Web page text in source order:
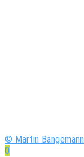
© Martin Bangemann
0